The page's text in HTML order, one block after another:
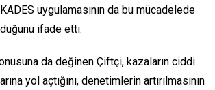
KADES uygulamasının da bu mücadelede
ifade etti.
da değinen Çiftçi, kazaların ciddi
yol açtığını, denetimlerin artırılmasının